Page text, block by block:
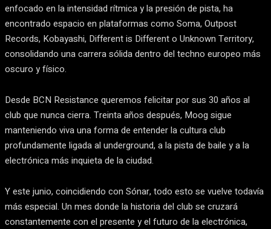
enfocado en la intensidad rítmica y la presión de pista, ha
encontrado espacio en plataformas como Soma, Outpost
Records, Kobayashi, Different is Different o Unknown Territory,
consolidando una carrera sólida dentro del techno europeo más
oscuro y físico.
Desde BCN Resistance queremos felicitar por sus 30 años al
club que nunca cierra. Treinta años después, Moog sigue
manteniendo viva una forma de entender la cultura club
profundamente ligada al underground, a la pista de baile y a la
electrónica más inquieta de la ciudad.
Y este junio, coincidiendo con Sónar, todo esto se vuelve todavía
más especial. Un mes donde la historia del club se cruzará
constantemente con el presente y el futuro de la electrónica,